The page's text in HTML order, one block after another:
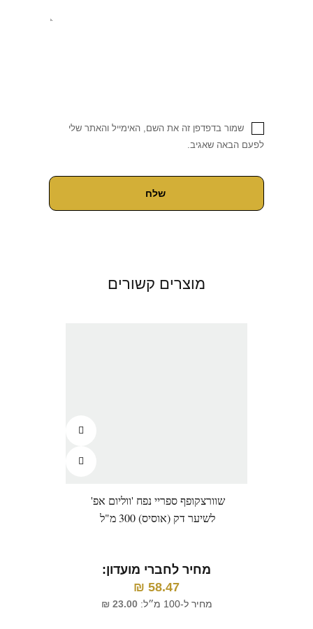
שמור בדפדפן זה את השם, האימייל והאתר שלי
לפעם הבאה שאגיב.
מוצרים קשורים
שוורצקופף ספריי נפח 'ווליום אפ'
לשיער דק (אוסיס) 300 מ"ל
מחיר לחברי מועדון:
58.47
₪
מחיר ל-100 מ״ל: 23.00
₪